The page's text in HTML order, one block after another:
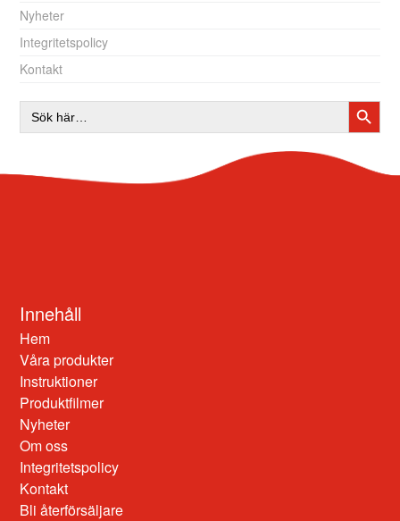
Nyheter
Integritetspolicy
Kontakt
Sök
efter:
Innehåll
Hem
Våra produkter
Instruktioner
Produktfilmer
Nyheter
Om oss
Integritetspolicy
Kontakt
Bli återförsäljare